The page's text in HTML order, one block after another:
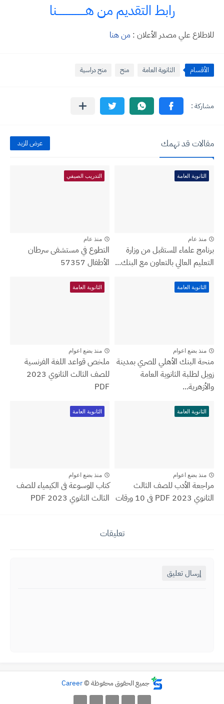
رابط التقديم من هـــــــــــــــــــنا
للاطلاع علي مصدر الأعلان : من هنا
الأقسام الثانوية العامة منح منح دراسية
مقالات قد تهمك عرض المزيد
الثانوية العامة
منذ عام
برنامج علماء المستقبل من وزارة
التعليم العالي بالتعاون مع البنك...
التدريب الصيفي
منذ عام
التطوع في مستشفى سرطان
الأطفال 57357
الثانوية العامة
منذ بضع اعوام
منحة البنك الأهلي المصري بمدينة
زويل لطلبة الثانوية العامة
والأزهرية...
الثانوية العامة
منذ بضع اعوام
ملخص قواعد اللغة الفرنسية
للصف الثالث الثانوي 2023
PDF
الثانوية العامة
منذ بضع اعوام
مراجعة الأدب للصف الثالث
الثانوي 2023 PDF فى 10 ورقات
الثانوية العامة
منذ بضع اعوام
كتاب الموسوعة فى الكيمياء للصف
الثالث الثانوي 2023 PDF
تعليقات
إرسال تعليق
جميع الحقوق محفوظة ©Career